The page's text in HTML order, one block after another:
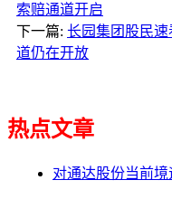
索赔通道开启
下一篇: 长园集团股民
道仍在开放
热点文章
对通达股份当前